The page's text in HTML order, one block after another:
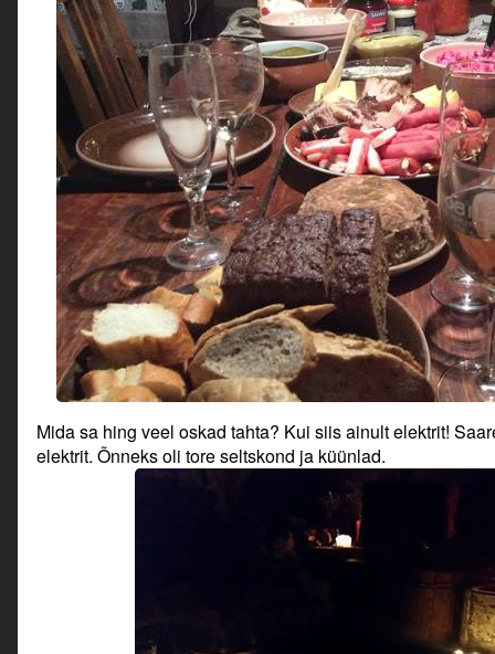
Mida sa hing veel oskad tahta? Kui siis ainult elektrit!
elektrit. Õnneks oli tore seltskond ja küünlad.